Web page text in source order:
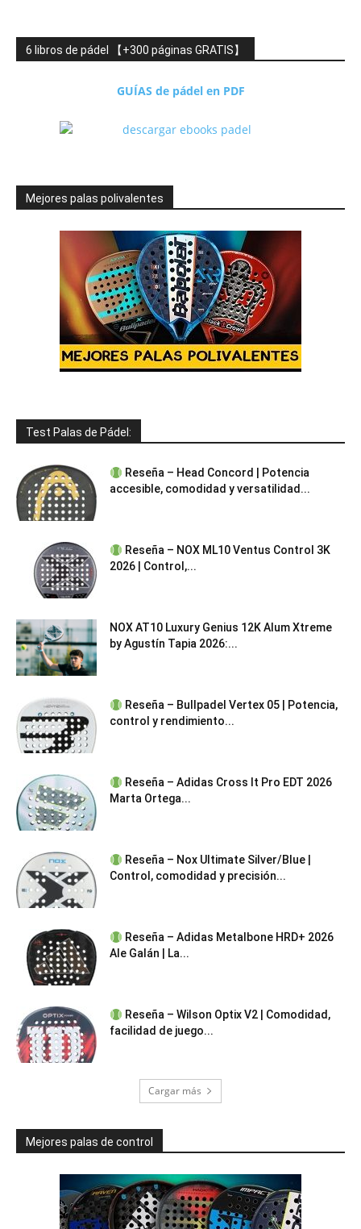
6 libros de pádel 【+300 páginas GRATIS】
GUÍAS de pádel en PDF
Mejores palas polivalentes
Test Palas de Pádel:
Reseña – Head Concord | Potencia
accesible, comodidad y versatilidad...
Reseña – NOX ML10 Ventus Control 3K
2026 | Control,...
NOX AT10 Luxury Genius 12K Alum Xtreme
by Agustín Tapia 2026:...
Reseña – Bullpadel Vertex 05 | Potencia,
control y rendimiento...
Reseña – Adidas Cross It Pro EDT 2026
Marta Ortega...
Reseña – Nox Ultimate Silver/Blue |
Control, comodidad y precisión...
Reseña – Adidas Metalbone HRD+ 2026
Ale Galán | La...
Reseña – Wilson Optix V2 | Comodidad,
facilidad de juego...
Cargar más
Mejores palas de control